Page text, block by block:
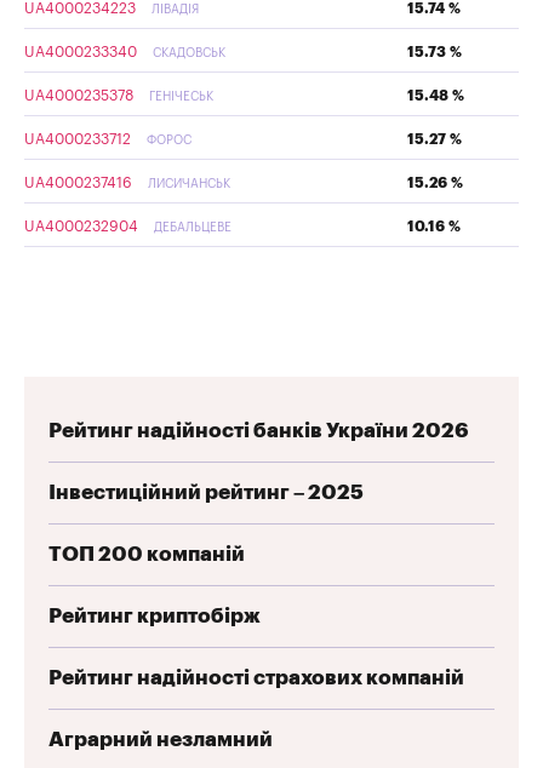
UA4000234223 ЛІВАДІЯ 15.74 %
UA4000233340 СКАДОВСЬК 15.73 %
UA4000235378 ГЕНІЧЕСЬК 15.48 %
UA4000233712 ФОРОС 15.27 %
UA4000237416 ЛИСИЧАНСЬК 15.26 %
UA4000232904 ДЕБАЛЬЦЕВЕ 10.16 %
Рейтинг надійності банків України 2026
Інвестиційний рейтинг – 2025
ТОП 200 компаній
Рейтинг криптобірж
Рейтинг надійності страхових компаній
Аграрний незламний